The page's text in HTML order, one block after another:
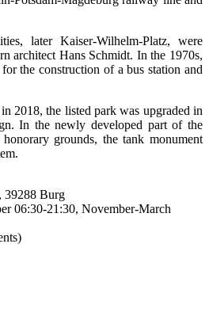
later Kaiser-Wilhelm-Platz, were
architect Hans Schmidt. In the 1970s,
the construction of a bus station and
2018, the listed park was upgraded in
In the newly developed part of the
grounds, the tank monument
39288 Burg
06:30-21:30, November-March